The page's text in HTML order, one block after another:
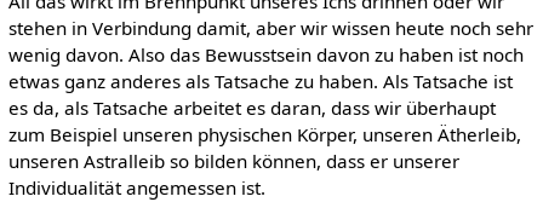
stehen in Verbindung damit, aber wir wissen heute noch sehr
wenig davon. Also das Bewusstsein davon zu haben ist noch
etwas ganz anderes als Tatsache zu haben. Als Tatsache ist
es da, als Tatsache arbeitet es daran, dass wir überhaupt
zum Beispiel unseren physischen Körper, unseren Ätherleib,
unseren Astralleib so bilden können, dass er unserer
Individualität angemessen ist.